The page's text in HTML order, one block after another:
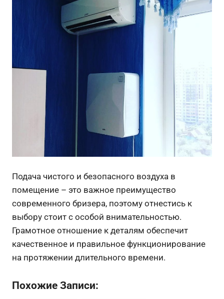
Подача чистого и безопасного воздуха в
помещение – это важное преимущество
современного бризера, поэтому отнестись к
выбору стоит с особой внимательностью.
Грамотное отношение к деталям обеспечит
качественное и правильное функционирование
на протяжении длительного времени.
Похожие Записи: